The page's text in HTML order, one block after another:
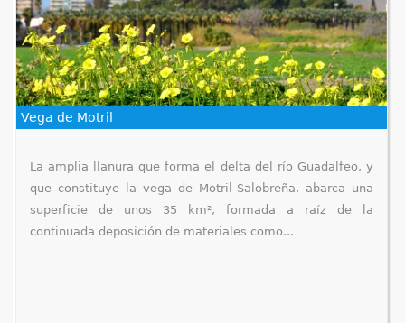
Vega de Motril
La amplia llanura que forma el delta del río Guadalfeo, y
que constituye la vega de Motril-Salobreña, abarca una
superficie de unos 35 km², formada a raíz de la
continuada deposición de materiales como...